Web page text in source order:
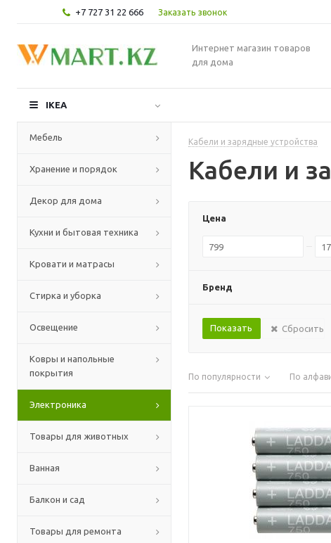
+7 727 31 22 666 Заказать звонок
Интернет магазин товаров
для дома
IKEA
Мебель
Хранение и порядок
Декор для дома
Кухни и бытовая техника
Кровати и матрасы
Стирка и уборка
Освещение
Ковры и напольные
покрытия
Электроника
Товары для животных
Ванная
Балкон и сад
Товары для ремонта
Кабели и зарядные устройства
Кабели и
Цена
Бренд
Сбросить
По популярности По